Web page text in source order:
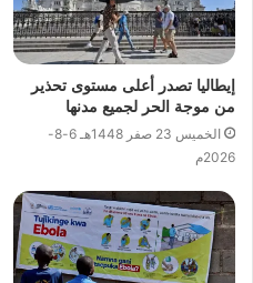
إيطاليا تصدر أعلى مستوى تحذير
من موجة الحر لجميع مدنها
الخميس 23 صفر 1448هـ 6-8-
2026م